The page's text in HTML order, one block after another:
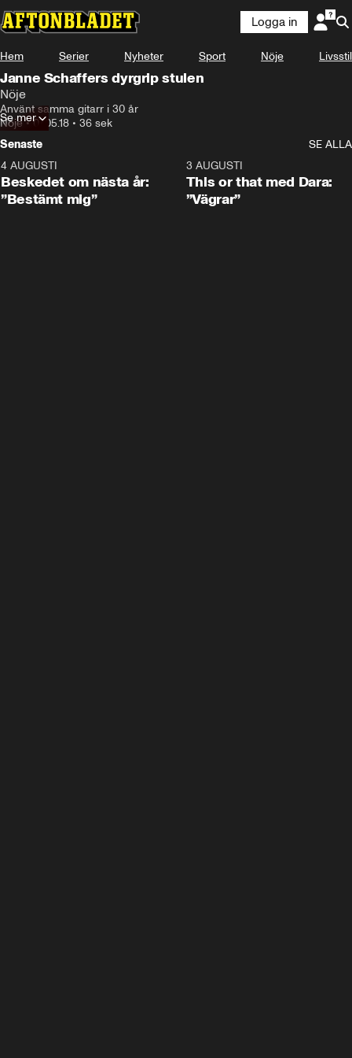
Logga in
Hem Serier Nyheter Sport Nöje Livsstil
Janne Schaffers dyrgrip stulen
Nöje
Använt samma gitarr i 30 år
Nöje•07.05.18 • 36 sek
Se mer
Senaste
SE ALLA
4 AUGUSTI
Beskedet om nästa år:
”Bestämt mig”
3 AUGUSTI
This or that med Dara:
”Vägrar”